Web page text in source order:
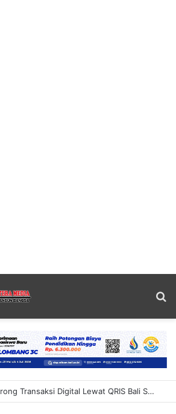
Bank BPD Bali Dorong Transaksi Digital Lewat QRIS Bali Summer Run 2026 Ajak Masyarakat Nikmati Inovasi QRIS TAP Dan Cross-Border